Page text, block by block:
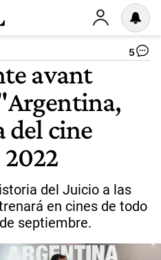
5
avant
del cine
del Juicio a las
en cines de todo
septiembre.